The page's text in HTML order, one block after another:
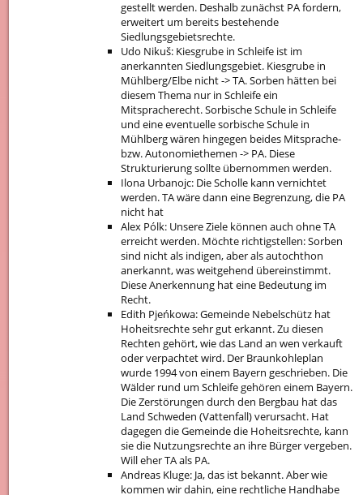
gestellt werden. Deshalb zunächst PA fordern,
erweitert um bereits bestehende
Siedlungsgebietsrechte.
Udo Nikuš: Kiesgrube in Schleife ist im
anerkannten Siedlungsgebiet. Kiesgrube in
Mühlberg/Elbe nicht -> TA. Sorben hätten bei
diesem Thema nur in Schleife ein
Mitspracherecht. Sorbische Schule in Schleife
und eine eventuelle sorbische Schule in
Mühlberg wären hingegen beides Mitsprache-
bzw. Autonomiethemen -> PA. Diese
Strukturierung sollte übernommen werden.
Ilona Urbanojc: Die Scholle kann vernichtet
werden. TA wäre dann eine Begrenzung, die PA
nicht hat
Alex Pólk: Unsere Ziele können auch ohne TA
erreicht werden. Möchte richtigstellen: Sorben
sind nicht als indigen, aber als autochthon
anerkannt, was weitgehend übereinstimmt.
Diese Anerkennung hat eine Bedeutung im
Recht.
Edith Pjeńkowa: Gemeinde Nebelschütz hat
Hoheitsrechte sehr gut erkannt. Zu diesen
Rechten gehört, wie das Land an wen verkauft
oder verpachtet wird. Der Braunkohleplan
wurde 1994 von einem Bayern geschrieben. Die
Wälder rund um Schleife gehören einem Bayern.
Die Zerstörungen durch den Bergbau hat das
Land Schweden (Vattenfall) verursacht. Hat
dagegen die Gemeinde die Hoheitsrechte, kann
sie die Nutzungsrechte an ihre Bürger vergeben.
Will eher TA als PA.
Andreas Kluge: Ja, das ist bekannt. Aber wie
kommen wir dahin, eine rechtliche Handhabe